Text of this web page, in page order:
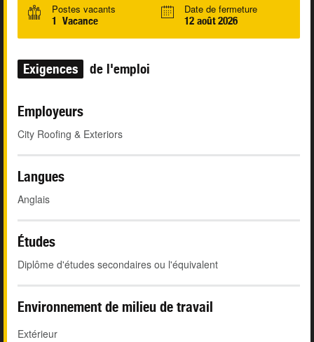
Postes vacants
1 Vacance
Date de fermeture
12 août 2026
Exigences de l'emploi
Employeurs
City Roofing & Exteriors
Langues
Anglais
Études
Diplôme d'études secondaires ou l'équivalent
Environnement de milieu de travail
Extérieur